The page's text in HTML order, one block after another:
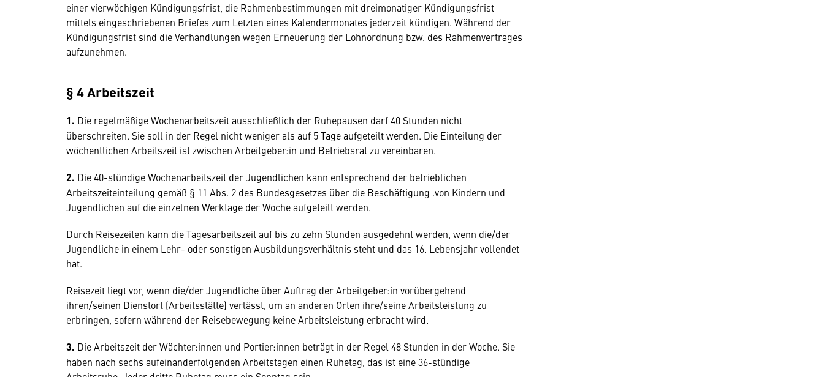
einer vierwöchigen Kündigungsfrist, die Rahmenbestimmungen mit dreimonatiger Kündigungsfrist
mittels eingeschriebenen Briefes zum Letzten eines Kalendermonates jederzeit kündigen. Während der
Kündigungsfrist sind die Verhandlungen wegen Erneuerung der Lohnordnung bzw. des Rahmenvertrages
aufzunehmen.
§ 4 Arbeitszeit
1. Die regelmäßige Wochenarbeitszeit ausschließlich der Ruhepausen darf 40 Stunden nicht
überschreiten. Sie soll in der Regel nicht weniger als auf 5 Tage aufgeteilt werden. Die Einteilung der
wöchentlichen Arbeitszeit ist zwischen Arbeitgeber:in und Betriebsrat zu vereinbaren.
2. Die 40-stündige Wochenarbeitszeit der Jugendlichen kann entsprechend der betrieblichen
Arbeitszeiteinteilung gemäß § 11 Abs. 2 des Bundesgesetzes über die Beschäftigung .von Kindern und
Jugendlichen auf die einzelnen Werktage der Woche aufgeteilt werden.
Durch Reisezeiten kann die Tagesarbeitszeit auf bis zu zehn Stunden ausgedehnt werden, wenn die/der
Jugendliche in einem Lehr- oder sonstigen Ausbildungsverhältnis steht und das 16. Lebensjahr vollendet
hat.
Reisezeit liegt vor, wenn die/der Jugendliche über Auftrag der Arbeitgeber:in vorübergehend
ihren/seinen Dienstort (Arbeitsstätte) verlässt, um an anderen Orten ihre/seine Arbeitsleistung zu
erbringen, sofern während der Reisebewegung keine Arbeitsleistung erbracht wird.
3. Die Arbeitszeit der Wächter:innen und Portier:innen beträgt in der Regel 48 Stunden in der Woche. Sie
haben nach sechs aufeinanderfolgenden Arbeitstagen einen Ruhetag, das ist eine 36-stündige